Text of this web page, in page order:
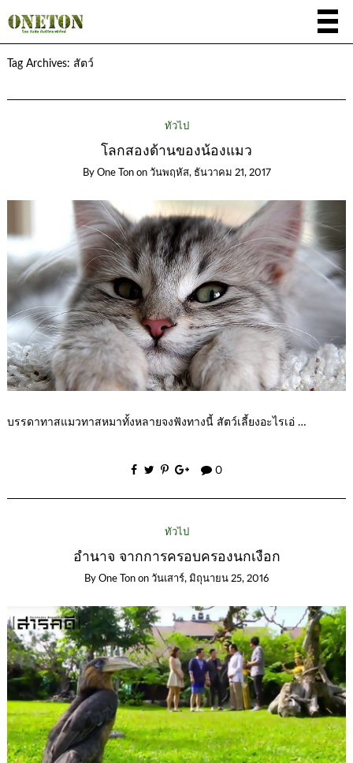
Tag Archives: สัตว์
ทั่วไป
โลกสองด้านของน้องแมว
By One Ton on วันพฤหัส, ธันวาคม 21, 2017
บรรดาทาสแมวทาสหมาทั้งหลายจงฟังทางนี้ สัตว์เลี้ยงอะไรเอ่ …
0
ทั่วไป
อำนาจ จากการครอบครองนกเงือก
By One Ton on วันเสาร์, มิถุนายน 25, 2016